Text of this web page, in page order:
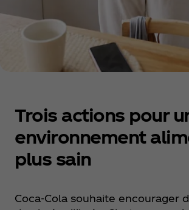
Trois actions pour
environnement
plus sain
Coca‑Cola souhaite encourager